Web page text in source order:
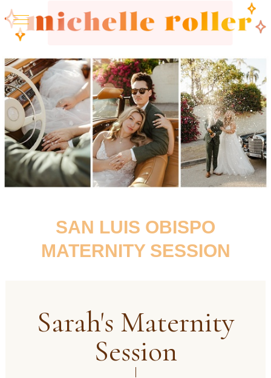
SAN LUIS OBISPO
MATERNITY SESSION